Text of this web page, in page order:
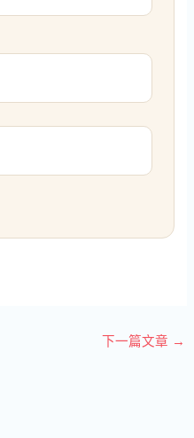
下一篇文章 →